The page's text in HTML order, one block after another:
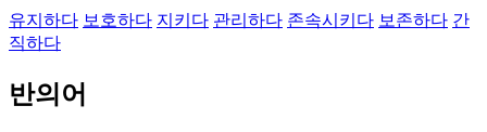
유지하다 보호하다 지키다 관리하다 존속시키다 보존하다 간
직하다
반의어